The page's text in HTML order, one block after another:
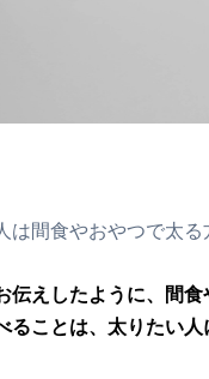
は間食やおやつで太
伝えしたように、間
ることは、太りたい人